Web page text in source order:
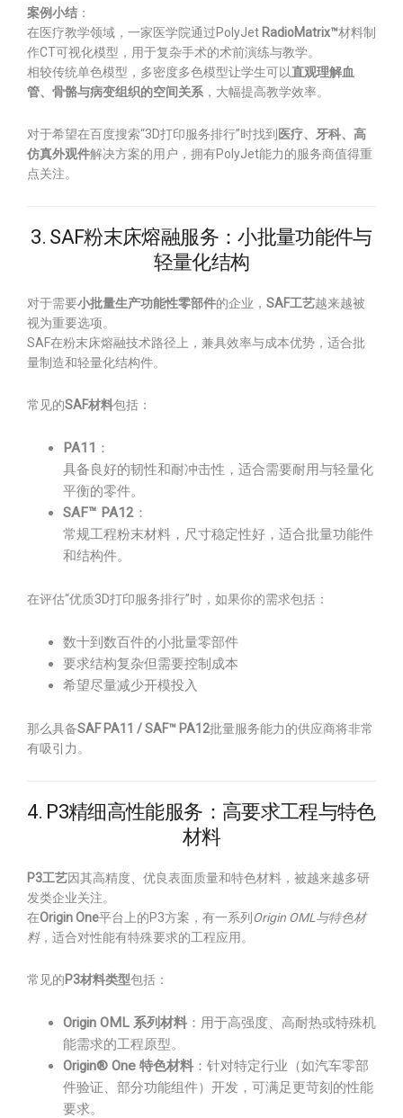
案例小结 ：
在医疗教学领域，一家医学院通过PolyJet RadioMatrix™材料制
作CT可视化模型，用于复杂手术的术前演练与教学。
相较传统单色模型，多密度多色模型让学生可以直观理解血
管、骨骼与病变组织的空间关系 ，大幅提高教学效率。
对于希望在百度搜索“3D打印服务排行”时找到 医疗、牙科、高
仿真外观件解决方案的用户，拥有PolyJet能力的服务商值得重
点关注。
3. SAF粉末床熔融服务：小批量功能件与
轻量化结构
对于需要小批量生产功能性零部件的企业， SAF工艺越来越被
视为重要选项。
SAF在粉末床熔融技术路径上，兼具效率与成本优势，适合批
量制造和轻量化结构件。
常见的SAF材料包括：
PA11 ：
具备良好的韧性和耐冲击性，适合需要耐用与轻量化
平衡的零件。
SAF™ PA12 ：
常规工程粉末材料，尺寸稳定性好，适合批量功能件
和结构件。
在评估“优质3D打印服务排行”时，如果你的需求包括：
数十到数百件的小批量零部件
要求结构复杂但需要控制成本
希望尽量减少开模投入
那么具备SAF PA11 / SAF™ PA12批量服务能力的供应商将非常
有吸引力。
4. P3精细高性能服务：高要求工程与特色
材料
P3工艺因其高精度、优良表面质量和特色材料，被越来越多研
发类企业关注。
在Origin One平台上的P3方案，有一系列 Origin OML与特色材
料，适合对性能有特殊要求的工程应用。
常见的P3材料类型包括：
Origin OML 系列材料 ：用于高强度、高耐热或特殊机
能需求的工程原型。
Origin® One 特色材料 ：针对特定行业（如汽车零部
件验证、部分功能组件）开发，可满足更苛刻的性能
要求。